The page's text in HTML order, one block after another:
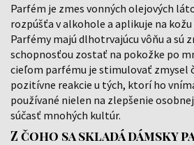
Parfém je zmes vonných olejových
rozpúšťa v alkohole a aplikuje na kožu
Parfémy majú dlhotrvajúcu vôňu a sú
schopnosťou zostať na pokožke po
cieľom parfému je stimulovať zmysel
pozitívne reakcie u tých, ktorí ho
používané nielen na zlepšenie
súčasť mnohých kultúr.
Z čoho sa skladá dámsky